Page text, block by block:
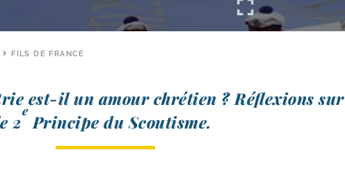
FILS DE FRANCE
est-​il un amour chré­tien ? Réflexions sur
2
e
Principe du Scoutisme.